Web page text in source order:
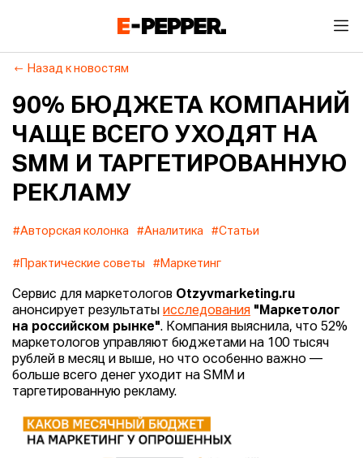
Назад к новостям
90% БЮДЖЕТА КОМПАНИЙ
ЧАЩЕ ВСЕГО УХОДЯТ НА
SMM И ТАРГЕТИРОВАННУЮ
РЕКЛАМУ
#Авторская колонка #Аналитика #Статьи
#Практические советы #Маркетинг
Сервис для маркетологов Otzyvmarketing.ru
анонсирует результаты исследования "Маркетолог
на российском рынке". Компания выяснила, что 52%
маркетологов управляют бюджетами на 100 тысяч
рублей в месяц и выше, но что особенно важно —
больше всего денег уходит на SMM и
таргетированную рекламу.